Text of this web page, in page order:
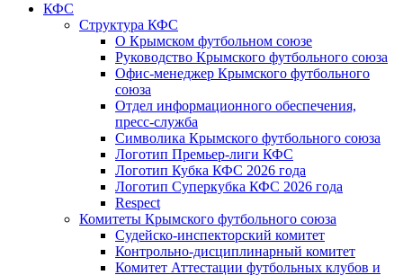
КФС
Структура КФС
О Крымском футбольном союзе
Руководство Крымского футбольного союза
Офис-менеджер Крымского футбольного
союза
Отдел информационного обеспечения,
пресс-служба
Символика Крымского футбольного союза
Логотип Премьер-лиги КФС
Логотип Кубка КФС 2026 года
Логотип Суперкубка КФС 2026 года
Respect
Комитеты Крымского футбольного союза
Судейско-инспекторский комитет
Контрольно-дисциплинарный комитет
Комитет Аттестации футбольных клубов и